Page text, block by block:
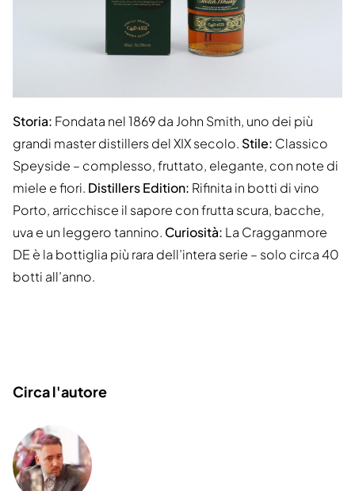
Storia: Fondata nel 1869 da John Smith, uno dei più
grandi master distillers del XIX secolo. Stile: Classico
Speyside – complesso, fruttato, elegante, con note di
miele e fiori. Distillers Edition: Rifinita in botti di vino
Porto, arricchisce il sapore con frutta scura, bacche,
uva e un leggero tannino. Curiosità: La Cragganmore
DE è la bottiglia più rara dell’intera serie – solo circa 40
botti all’anno.
Circa l'autore